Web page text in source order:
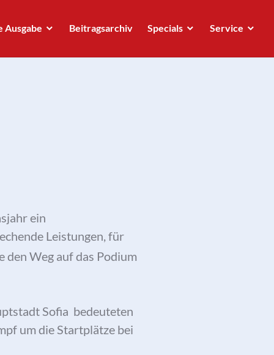
Ausgabe Beitragsarchiv Specials Service
ein
Leistungen, für
den Weg auf das Podium
Sofia bedeuteten
um die Startplätze bei